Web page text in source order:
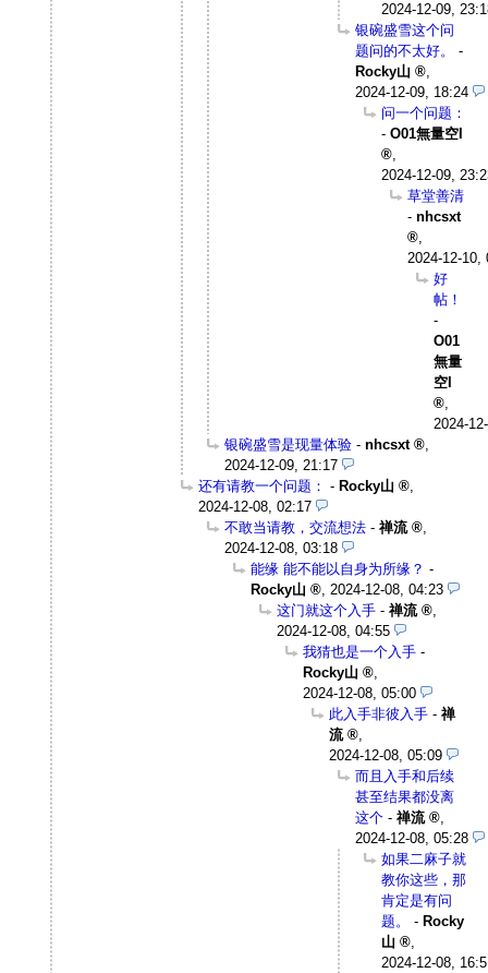
2024-12-09,
银碗盛雪这个问
题问的不太好。
-
Rocky山
,
2024-12-09, 18:24
问一个问题：
- O01無量空I
,
2024-12-09,
草堂善清
- nhcsxt
,
2024-12-10,
好
帖！
-
O01
無量
空I
,
2024-
银碗盛雪是现量体验 - nhcsxt
,
2024-12-09, 21:17
还有请教一个问题： - Rocky山
,
2024-12-08, 02:17
不敢当请教，交流想法 - 禅流
,
2024-12-08, 03:18
能缘 能不能以自身为所缘？ -
Rocky山
, 2024-12-08, 04:23
这门就这个入手 - 禅流
,
2024-12-08, 04:55
我猜也是一个入手 -
Rocky山
,
2024-12-08, 05:00
此入手非彼入手 - 禅
流
,
2024-12-08, 05:09
而且入手和后续
甚至结果都没离
这个 - 禅流
,
2024-12-08, 05:28
如果二麻子就
教你这些，那
肯定是有问
题。
- Rocky
山
,
2024-12-08,